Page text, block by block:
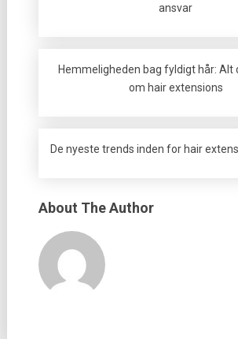
ansvar
Hemmeligheden bag fyldigt hår: Alt
om hair extensions
De nyeste trends inden for hair
About The Author